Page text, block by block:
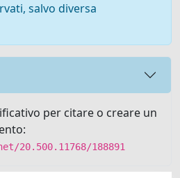
salvo diversa
per citare o creare un
20.500.11768/188891